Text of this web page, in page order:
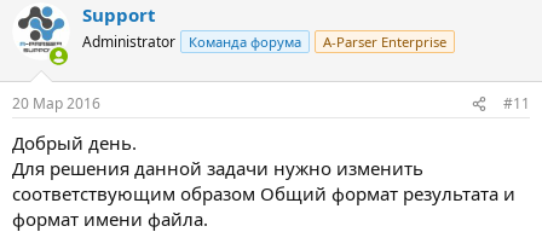
Support
Administrator Команда форума A-Parser Enterprise
20 Мар 2016 #11
Добрый день.
Для решения данной задачи нужно изменить
соответствующим образом Общий формат результата и
формат имени файла.